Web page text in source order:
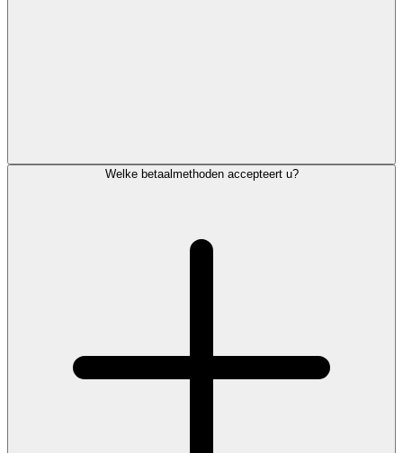
Welke betaalmethoden accepteert u?